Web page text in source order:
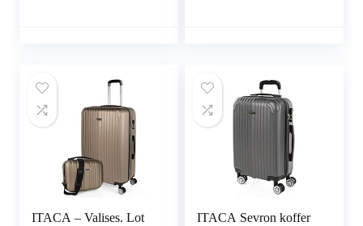
cijferslot – Carry on
Suitcase i, Fuchsia
ITACA – Valises. Lot
ITACA Sevron koffer